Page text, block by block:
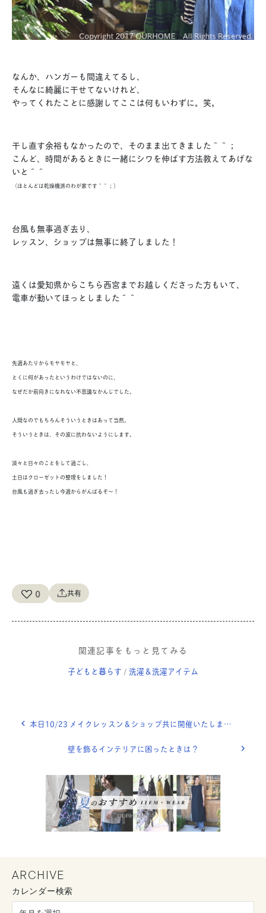
なんか、ハンガーも間違えてるし、
そんなに綺麗に干せてないけれど、
やってくれたことに感謝してここは何もいわずに。笑。
干し直す余裕もなかったので、そのまま出てきました＾＾；
こんど、時間があるときに一緒にシワを伸ばす方法教えてあげな
いと＾＾
（ほとんどは乾燥機派のわが家です＾＾；）
台風も無事過ぎ去り、
レッスン、ショップは無事に終了しました！
遠くは愛知県からこちら西宮までお越しくださった方もいて、
電車が動いてほっとしました＾＾
先週あたりからモヤモヤと、
とくに何があったというわけではないのに、
なぜだか前向きになれない不思議なかんじでした。
人間なのでもちろんそういうときはあって当然。
そういうときは、その波に抗わないようにします。
淡々と日々のことをして過ごし、
土日はクローゼットの整理をしました！
台風も過ぎ去ったし今週からがんばるぞ〜！
0 共有
関連記事をもっと見てみる
子どもと暮らす / 洗濯＆洗濯アイテム
本日10/23 メイクレッスン＆ショップ共に開催いたします。
壁を飾るインテリアに困ったときは？
ARCHIVE
カレンダー検索